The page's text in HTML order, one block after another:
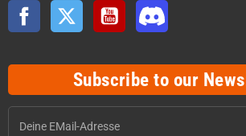
Facebook Twitter YouTube
Subscribe to our